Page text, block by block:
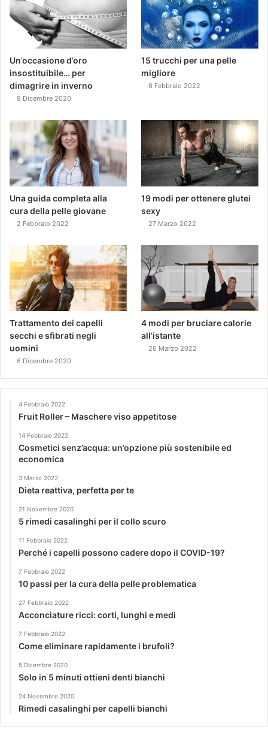
Un’occasione d’oro
insostituibile… per
dimagrire in inverno
9 Dicembre 2020
15 trucchi per una pelle
migliore
6 Febbraio 2022
Una guida completa alla
cura della pelle giovane
2 Febbraio 2022
19 modi per ottenere glutei
sexy
27 Marzo 2022
Trattamento dei capelli
secchi e sfibrati negli
uomini
6 Dicembre 2020
4 modi per bruciare calorie
all’istante
26 Marzo 2022
4 Febbraio 2022
Fruit Roller – Maschere viso appetitose
14 Febbraio 2022
Cosmetici senz’acqua: un’opzione più sostenibile ed
economica
3 Marzo 2022
Dieta reattiva, perfetta per te
21 Novembre 2020
5 rimedi casalinghi per il collo scuro
11 Febbraio 2022
Perché i capelli possono cadere dopo il COVID-19?
7 Febbraio 2022
10 passi per la cura della pelle problematica
27 Febbraio 2022
Acconciature ricci: corti, lunghi e medi
7 Febbraio 2022
Come eliminare rapidamente i brufoli?
5 Dicembre 2020
Solo in 5 minuti ottieni denti bianchi
24 Novembre 2020
Rimedi casalinghi per capelli bianchi